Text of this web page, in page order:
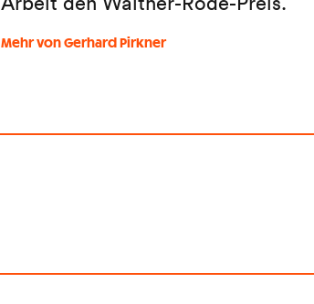
Mehr von Gerhard Pirkner